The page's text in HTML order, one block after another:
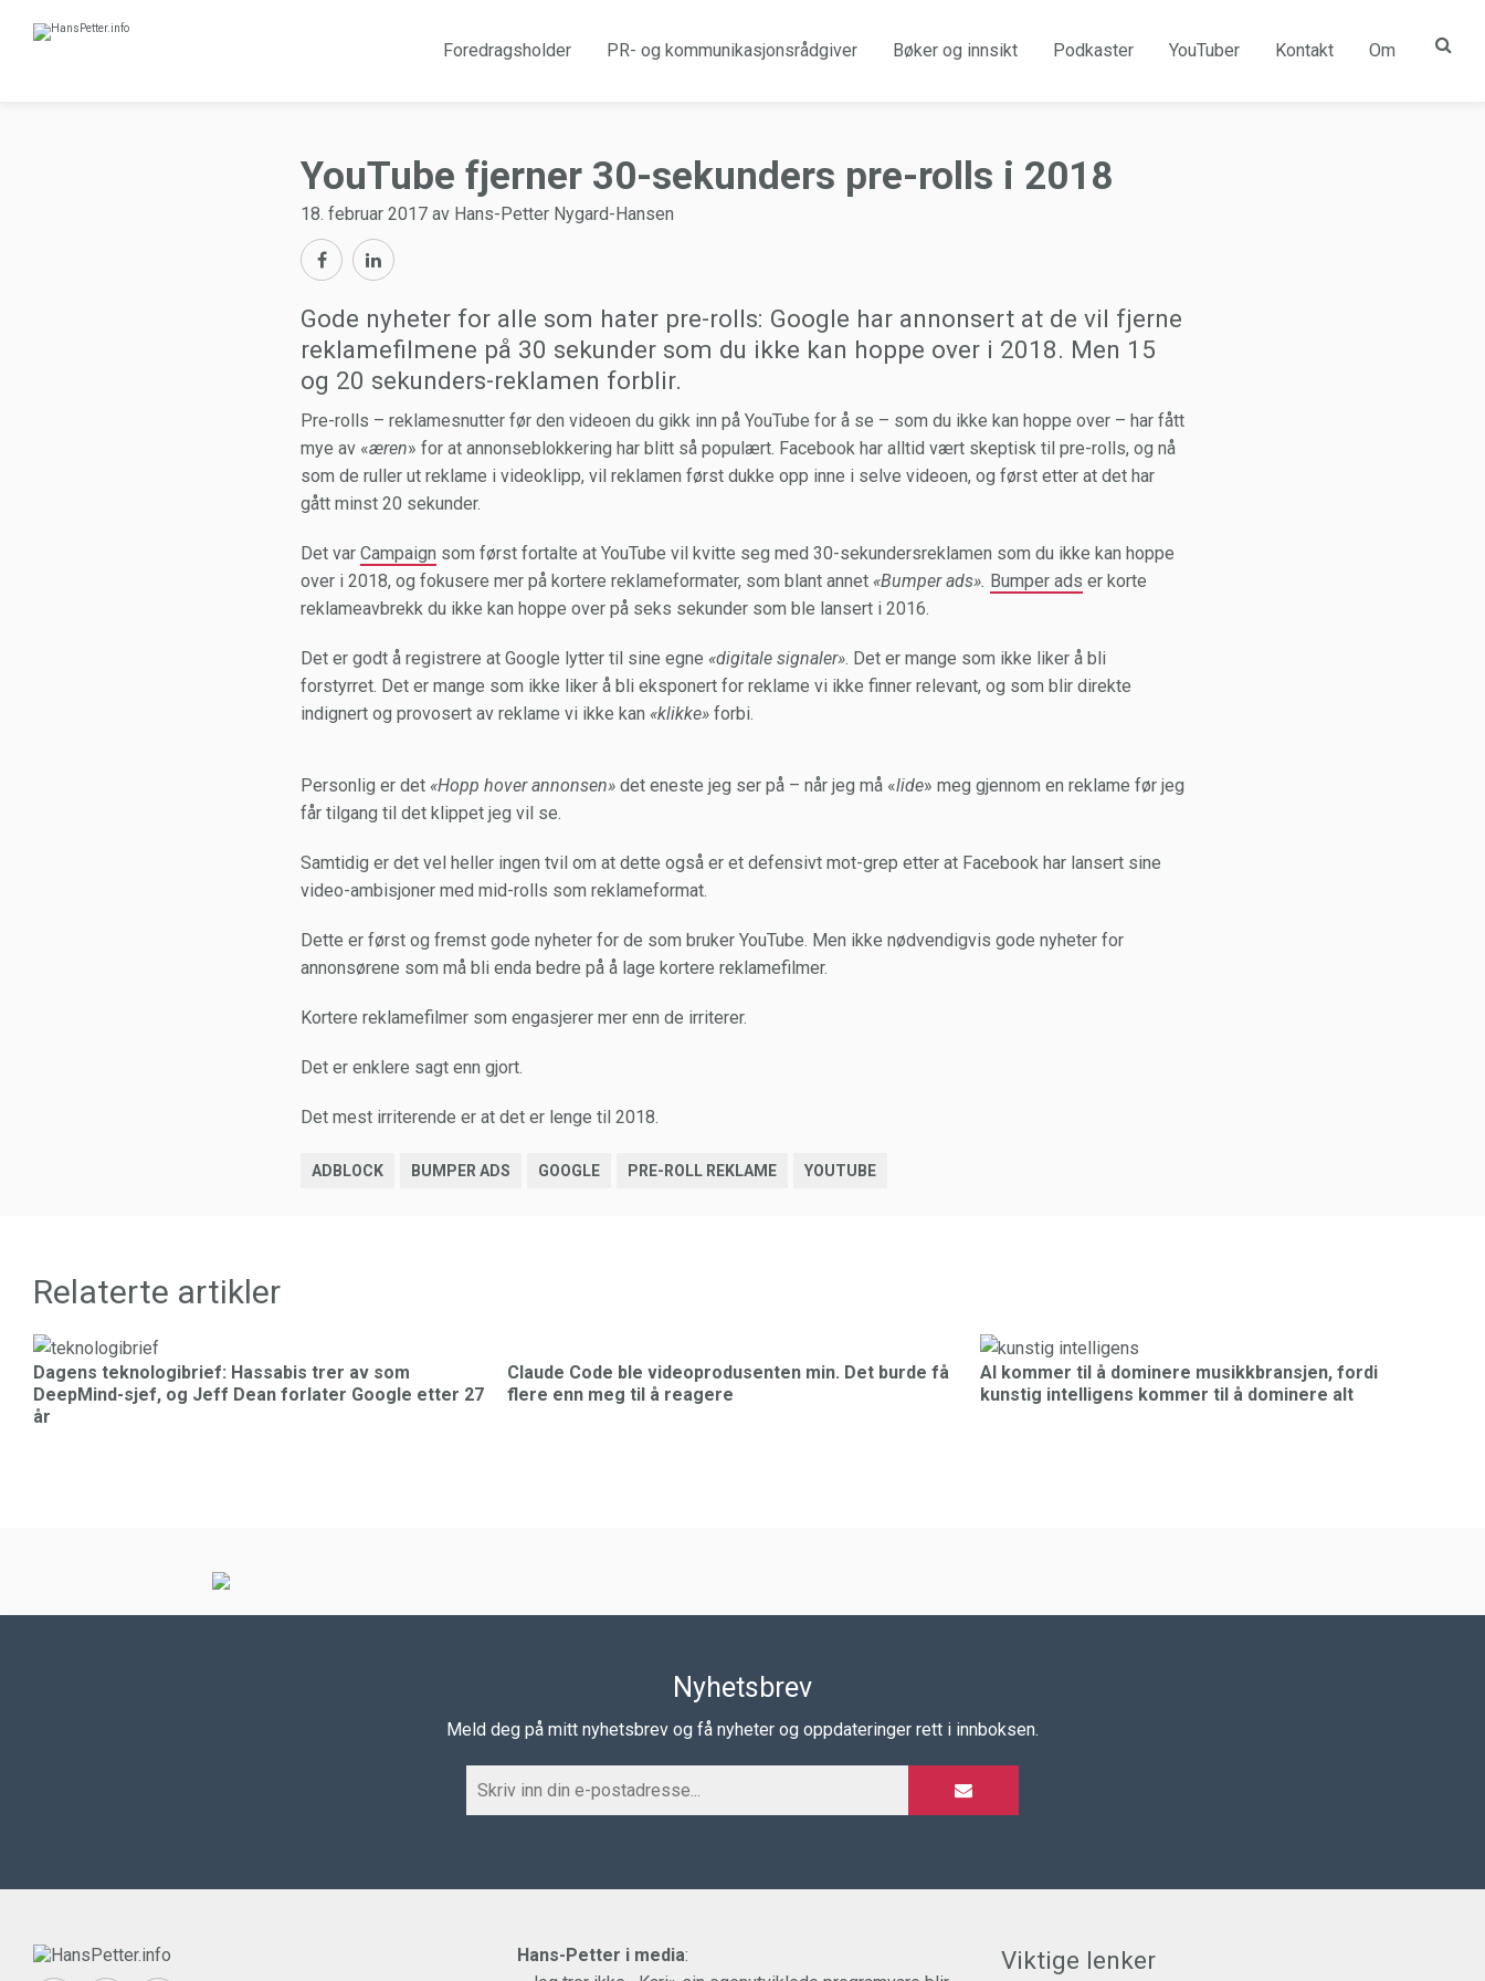
Foredragsholder PR- og kommunikasjonsrådgiver Bøker og innsikt Podkaster YouTuber Kontakt Om
YouTube fjerner 30-sekunders pre-rolls i 2018
18. februar 2017 av Hans-Petter Nygard-Hansen
Gode nyheter for alle som hater pre-rolls: Google har annonsert at de vil fjerne
reklamefilmene på 30 sekunder som du ikke kan hoppe over i 2018. Men 15
og 20 sekunders-reklamen forblir.
Pre-rolls – reklamesnutter før den videoen du gikk inn på YouTube for å se – som du ikke kan hoppe over – har fått
mye av «æren» for at annonseblokkering har blitt så populært. Facebook har alltid vært skeptisk til pre-rolls, og nå
som de ruller ut reklame i videoklipp, vil reklamen først dukke opp inne i selve videoen, og først etter at det har
gått minst 20 sekunder.
Det var Campaign som først fortalte at YouTube vil kvitte seg med 30-sekundersreklamen som du ikke kan hoppe
over i 2018, og fokusere mer på kortere reklameformater, som blant annet «Bumper ads». Bumper ads er korte
reklameavbrekk du ikke kan hoppe over på seks sekunder som ble lansert i 2016.
Det er godt å registrere at Google lytter til sine egne «digitale signaler». Det er mange som ikke liker å bli
forstyrret. Det er mange som ikke liker å bli eksponert for reklame vi ikke finner relevant, og som blir direkte
indignert og provosert av reklame vi ikke kan «klikke» forbi.
Personlig er det «Hopp hover annonsen» det eneste jeg ser på – når jeg må «lide» meg gjennom en reklame før jeg
får tilgang til det klippet jeg vil se.
Samtidig er det vel heller ingen tvil om at dette også er et defensivt mot-grep etter at Facebook har lansert sine
video-ambisjoner med mid-rolls som reklameformat.
Dette er først og fremst gode nyheter for de som bruker YouTube. Men ikke nødvendigvis gode nyheter for
annonsørene som må bli enda bedre på å lage kortere reklamefilmer.
Kortere reklamefilmer som engasjerer mer enn de irriterer.
Det er enklere sagt enn gjort.
Det mest irriterende er at det er lenge til 2018.
ADBLOCK BUMPER ADS GOOGLE PRE-ROLL REKLAME YOUTUBE
Relaterte artikler
Dagens teknologibrief: Hassabis trer av som
DeepMind-sjef, og Jeff Dean forlater Google etter 27
år
Claude Code ble videoprodusenten min. Det burde få
flere enn meg til å reagere
AI kommer til å dominere musikkbransjen, fordi
kunstig intelligens kommer til å dominere alt
Nyhetsbrev
Meld deg på mitt nyhetsbrev og få nyheter og oppdateringer rett i innboksen.
Hans-Petter i media:
Viktige lenker